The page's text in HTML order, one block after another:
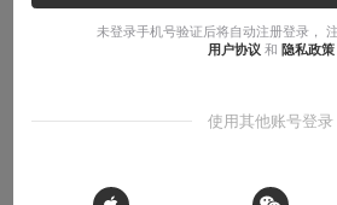
《神界（没原罪）》：东
-------------------- 2019-01-17
本文系用户投稿，不代表机核网观点
未登录手机号验证后将自动注册登录，
用户协议 和 隐私政策
使用其他账号登录